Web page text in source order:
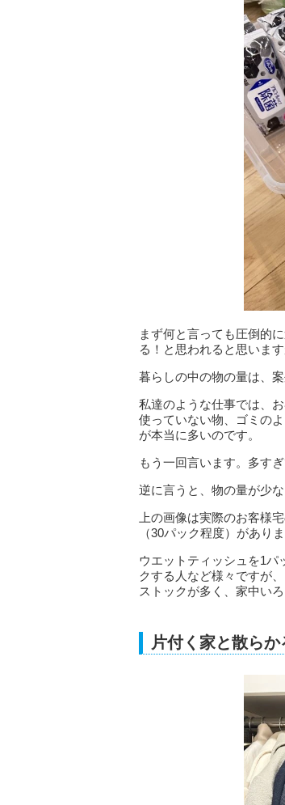
まず何と言っても圧倒的
る！と思われると思いま
暮らしの中の物の量は、
私達のような仕事では、
使っていない物、ゴミの
が本当に多いのです。
もう一回言います。多す
逆に言うと、物の量が少
上の画像は実際のお客様
（30パック程度）がありま
ウエットティッシュを1パ
クする人など様々ですが
ストックが多く、家中い
片付く家と散ら